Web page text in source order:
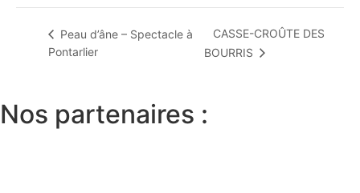
Peau d’âne – Spectacle à
Pontarlier
CASSE-CROÛTE DES
BOURRIS
Nos partenaires :